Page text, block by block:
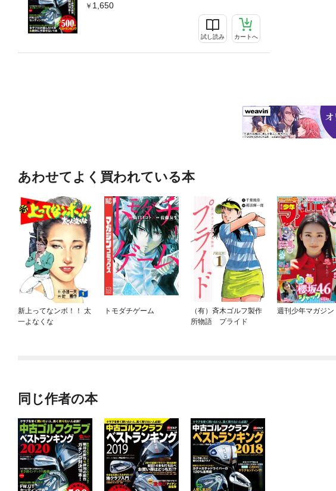
1,650
試し読み カートへ
あわせてよく買われている本
新上ってなンボ！！ 太
一よなくな
トモダチゲーム
（有）斉木ゴルフ製作
所物語 プライド
週刊少年マガジン
同じ作者の本